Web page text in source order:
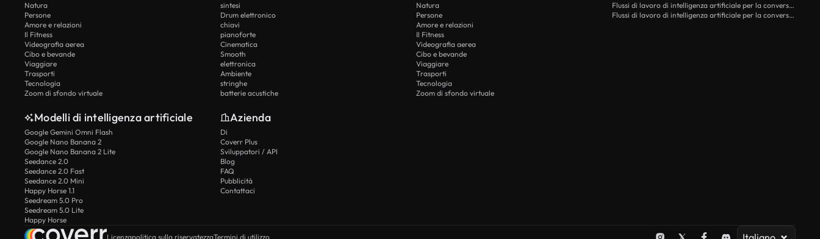
Natura
Persone
Amore e relazioni
Il Fitness
Videografia aerea
Cibo e bevande
Viaggiare
Trasporti
Tecnologia
Zoom di sfondo virtuale
sintesi
Drum elettronico
chiavi
pianoforte
Cinematica
Smooth
elettronica
Ambiente
stringhe
batterie acustiche
Natura
Persone
Amore e relazioni
Il Fitness
Videografia aerea
Cibo e bevande
Viaggiare
Trasporti
Tecnologia
Zoom di sfondo virtuale
Flussi di lavoro di intelligenza artificiale per la conversione da testo a video
Flussi di lavoro di intelligenza artificiale per la conversione di immagini in video
Modelli di intelligenza artificiale
Google Gemini Omni Flash
Google Nano Banana 2
Google Nano Banana 2 Lite
Seedance 2.0
Seedance 2.0 Fast
Seedance 2.0 Mini
Happy Horse 1.1
Seedream 5.0 Pro
Seedream 5.0 Lite
Happy Horse
Azienda
Di
Coverr Plus
Sviluppatori / API
Blog
FAQ
Pubblicità
Contattaci
Licenzapolitica sulla riservatezzaTermini di utilizzo